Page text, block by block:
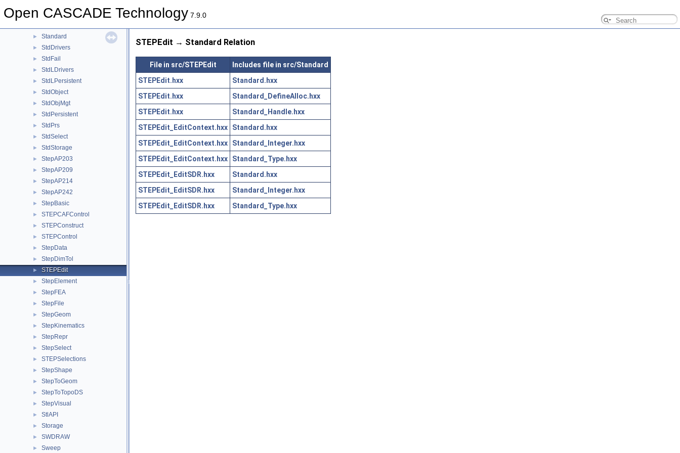
Open CASCADE Technology 7.9.0
► ShapeProcessAPI
► Standard
► StdDrivers
► StdFail
► StdLDrivers
► StdLPersistent
► StdObject
► StdObjMgt
► StdPersistent
► StdPrs
► StdSelect
► StdStorage
► StepAP203
► StepAP209
► StepAP214
► StepAP242
► StepBasic
► STEPCAFControl
► STEPConstruct
► STEPControl
► StepData
► StepDimTol
► STEPEdit
► StepElement
► StepFEA
► StepFile
► StepGeom
► StepKinematics
► StepRepr
► StepSelect
► STEPSelections
► StepShape
► StepToGeom
► StepToTopoDS
► StepVisual
► StlAPI
► Storage
► SWDRAW
► Sweep
STEPEdit → Standard Relation
File in src/STEPEdit
Includes file in src/Standard
STEPEdit.hxx
Standard.hxx
STEPEdit.hxx
Standard_DefineAlloc.hxx
STEPEdit.hxx
Standard_Handle.hxx
STEPEdit_EditContext.hxx
Standard.hxx
STEPEdit_EditContext.hxx
Standard_Integer.hxx
STEPEdit_EditContext.hxx
Standard_Type.hxx
STEPEdit_EditSDR.hxx
Standard.hxx
STEPEdit_EditSDR.hxx
Standard_Integer.hxx
STEPEdit_EditSDR.hxx
Standard_Type.hxx